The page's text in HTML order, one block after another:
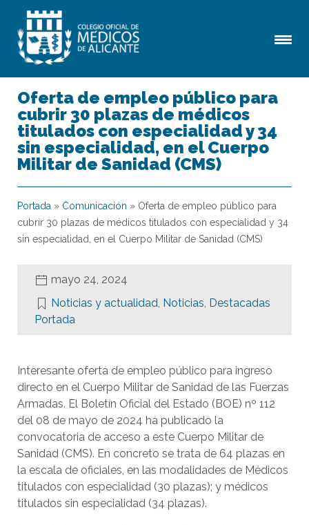
Oferta de empleo público para
cubrir 30 plazas de médicos
titulados con especialidad y 34
sin especialidad, en el Cuerpo
Militar de Sanidad (CMS)
Portada » Comunicación » Oferta de empleo público para
cubrir 30 plazas de médicos titulados con especialidad y 34
sin especialidad, en el Cuerpo Militar de Sanidad (CMS)
mayo 24, 2024
Noticias y actualidad, Noticias, Destacadas
Portada
Interesante oferta de empleo público para ingreso
directo en el Cuerpo Militar de Sanidad de las Fuerzas
Armadas. El Boletín Oficial del Estado (BOE) nº 112
del 08 de mayo de 2024 ha publicado la
convocatoria de acceso a este Cuerpo Militar de
Sanidad (CMS). En concreto se trata de 64 plazas en
la escala de oficiales, en las modalidades de Médicos
titulados con especialidad (30 plazas); y médicos
titulados sin especialidad (34 plazas).